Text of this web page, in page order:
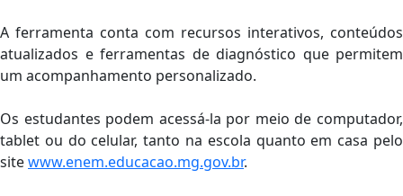
A ferramenta conta com recursos interativos, conteúdos
atualizados e ferramentas de diagnóstico que permitem
um acompanhamento personalizado.
Os estudantes podem acessá-la por meio de computador,
tablet ou do celular, tanto na escola quanto em casa pelo
sitewww.enem.educacao.mg.gov.br.